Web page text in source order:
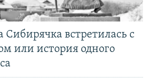
встретилась с
или история одного